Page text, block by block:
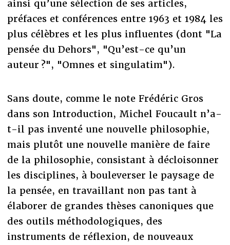
ainsi qu’une sélection de ses articles,
préfaces et conférences entre 1963 et 1984 les
plus célèbres et les plus influentes (dont "La
pensée du Dehors", "Qu’est-ce qu’un
auteur ?", "Omnes et singulatim").
Sans doute, comme le note Frédéric Gros
dans son Introduction, Michel Foucault n’a-
t-il pas inventé une nouvelle philosophie,
mais plutôt une nouvelle manière de faire
de la philosophie, consistant à décloisonner
les disciplines, à bouleverser le paysage de
la pensée, en travaillant non pas tant à
élaborer de grandes thèses canoniques que
des outils méthodologiques, des
instruments de réflexion, de nouveaux